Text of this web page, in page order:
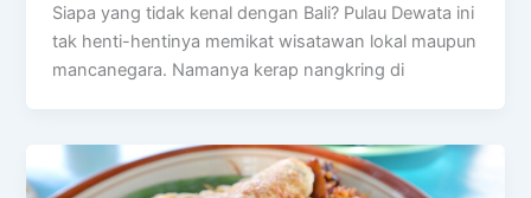
Siapa yang tidak kenal dengan Bali? Pulau Dewata ini
tak henti-hentinya memikat wisatawan lokal maupun
mancanegara. Namanya kerap nangkring di